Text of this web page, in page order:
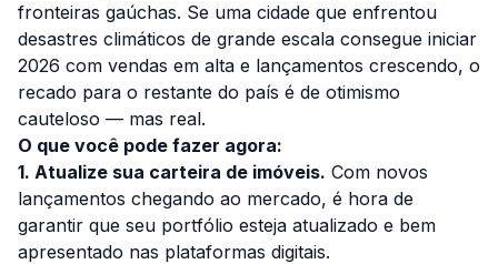
fronteiras gaúchas. Se uma cidade que enfrentou
desastres climáticos de grande escala consegue iniciar
2026 com vendas em alta e lançamentos crescendo, o
recado para o restante do país é de otimismo
cauteloso — mas real.
O que você pode fazer agora:
1. Atualize sua carteira de imóveis. Com novos
lançamentos chegando ao mercado, é hora de
garantir que seu portfólio esteja atualizado e bem
apresentado nas plataformas digitais.